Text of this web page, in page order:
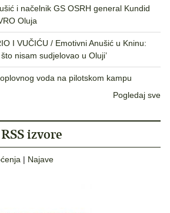
i načelnik GS OSRH general Kundid
Oluja
I VUČIĆU / Emotivni Anušić u Kninu:
nisam sudjelovao u Oluji’
voda na pilotskom kampu
Pogledaj sve
izvore
| Najave